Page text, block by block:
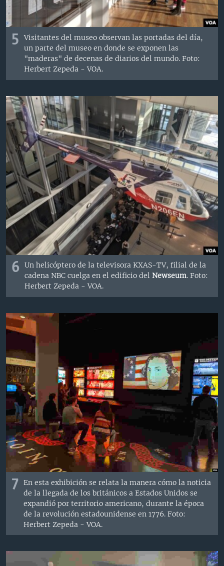
5
Visitantes del museo observan las portadas del día,
un parte del museo en donde se exponen las
"maderas" de decenas de diarios del mundo. Foto:
Herbert Zepeda - VOA.
6
Un helicóptero de la televisora KXAS-TV, filial de la
cadena NBC cuelga en el edificio delNewseum. Foto:
Herbert Zepeda - VOA.
7 En esta exhibición se relata la manera cómo la noticia
de la llegada de los británicos a Estados Unidos se
expandió por territorio americano, durante la época
de la revolución estadounidense en 1776. Foto:
Herbert Zepeda - VOA.